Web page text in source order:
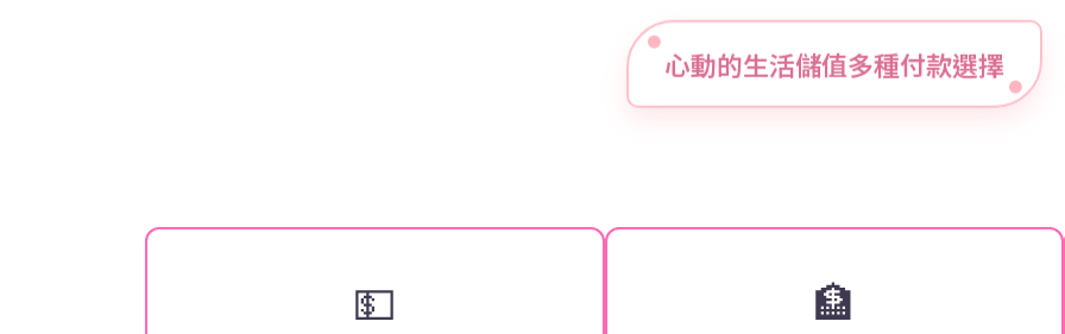
心動的生活儲值多種付款選擇
💵 🏦